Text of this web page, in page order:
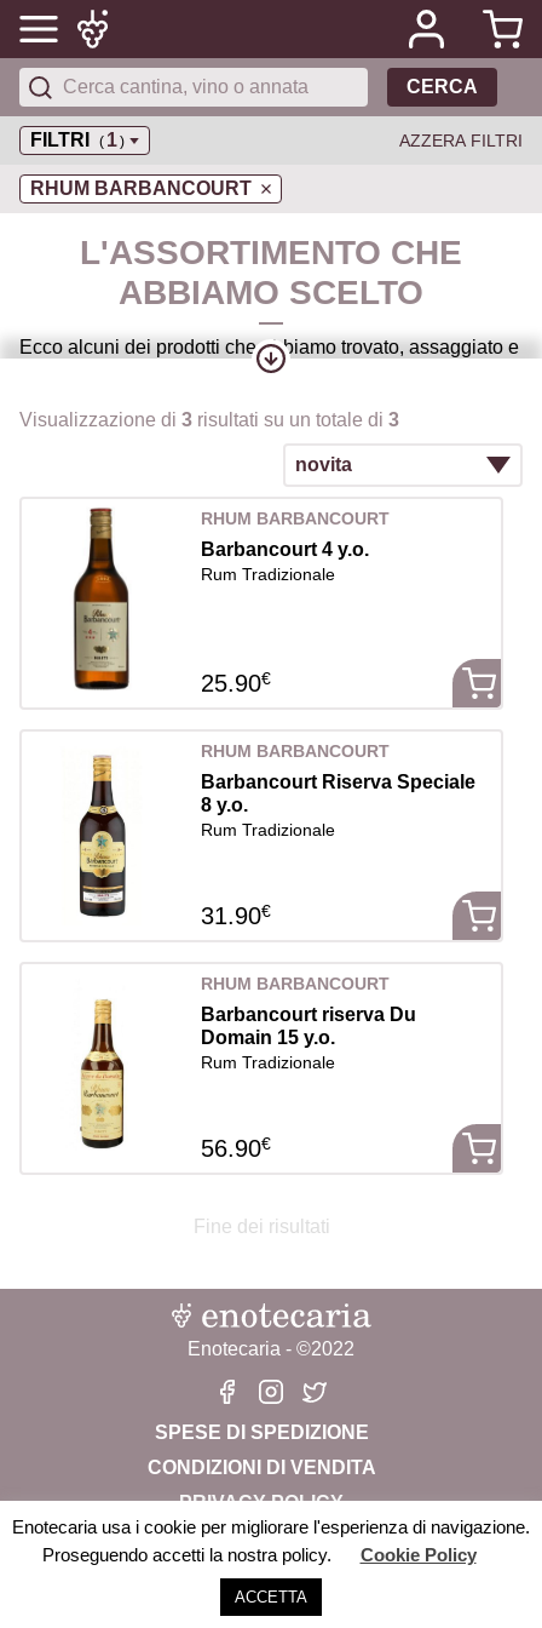
CERCA
FILTRI ( 1) AZZERA FILTRI
RHUM BARBANCOURT
L'ASSORTIMENTO CHE
ABBIAMO SCELTO
Ecco alcuni dei prodotti che abbiamo trovato, assaggiato e
che vogliamo condividere con voi..
Visualizzazione di 3 risultati su un totale di 3
RHUM BARBANCOURT
Barbancourt 4 y.o.
Rum Tradizionale
25.90€
RHUM BARBANCOURT
Barbancourt Riserva Speciale
8 y.o.
Rum Tradizionale
31.90€
RHUM BARBANCOURT
Barbancourt riserva Du
Domain 15 y.o.
Rum Tradizionale
56.90€
Fine dei risultati
Enotecaria - ©2022
SPESE DI SPEDIZIONE
CONDIZIONI DI VENDITA
PRIVACY POLICY
CHI SIAMO
Enotecaria Srl Società Benefit – P.iva: 04822280238 –
info@enotecaria.it
Enotecaria usa i cookie per migliorare l'esperienza di navigazione.
Proseguendo accetti la nostra policy.
Cookie Policy
ACCETTA